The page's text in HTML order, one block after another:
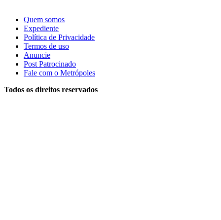
Quem somos
Expediente
Política de Privacidade
Termos de uso
Anuncie
Post Patrocinado
Fale com o Metrópoles
Todos os direitos reservados